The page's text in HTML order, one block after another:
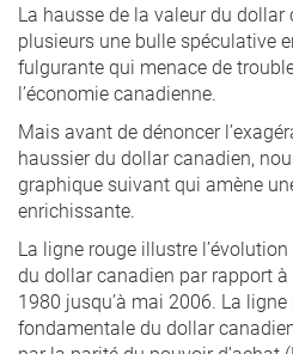
La hausse de la valeur du
plusieurs une bulle spéculative
fulgurante qui menace de
l’économie canadienne.
Mais avant de dénoncer
haussier du dollar canadien,
graphique suivant qui amène
enrichissante.
La ligne rouge illustre
du dollar canadien par rapport
1980 jusqu’à mai 2006. La
fondamentale du dollar